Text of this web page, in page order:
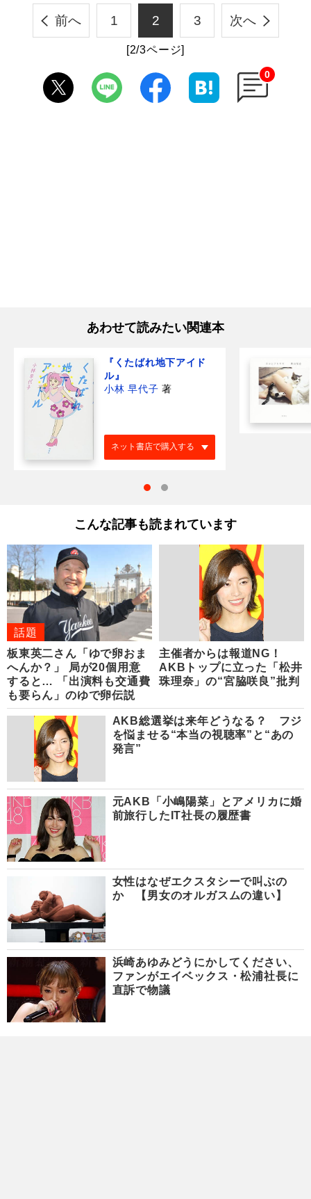
前へ 1 2 3 次へ
[2/3ページ]
0
あわせて読みたい関連本
『くたばれ地下アイド
ル』
小林 早代子 著
ネット書店で購入する
こんな記事も読まれています
話題
板東英二さん「ゆで卵おま
へんか？」 局が20個用意
すると… 「出演料も交通費
も要らん」のゆで卵伝説
主催者からは報道NG！
AKBトップに立った「松井
珠理奈」の“宮脇咲良”批判
AKB総選挙は来年どうなる？ フジ
を悩ませる“本当の視聴率”と“あの
発言”
元AKB「小嶋陽菜」とアメリカに婚
前旅行したIT社長の履歴書
女性はなぜエクスタシーで叫ぶの
か 【男女のオルガスムの違い】
浜崎あゆみどうにかしてください、
ファンがエイベックス・松浦社長に
直訴で物議